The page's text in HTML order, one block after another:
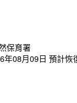
保育署
年08月09日 預計